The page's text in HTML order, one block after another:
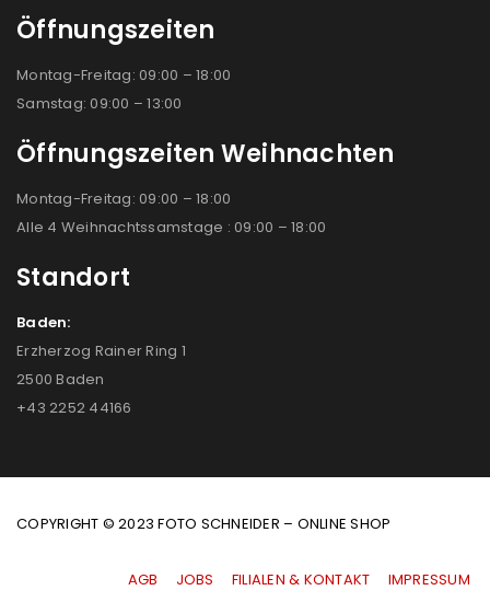
Öffnungszeiten
Montag-Freitag: 09:00 – 18:00
Samstag: 09:00 – 13:00
Öffnungszeiten Weihnachten
Montag-Freitag: 09:00 – 18:00
Alle 4 Weihnachtssamstage : 09:00 – 18:00
Standort
Baden:
Erzherzog Rainer Ring 1
2500 Baden
+43 2252 44166
COPYRIGHT © 2023 FOTO SCHNEIDER – ONLINE SHOP
AGB JOBS FILIALEN & KONTAKT
IMPRESSUM